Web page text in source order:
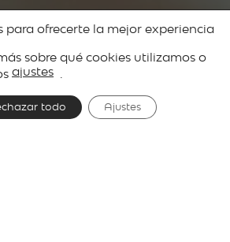
System
para ofrecerte la mejor experiencia
sobre qué cookies utilizamos o
ajustes
todo Ajustes